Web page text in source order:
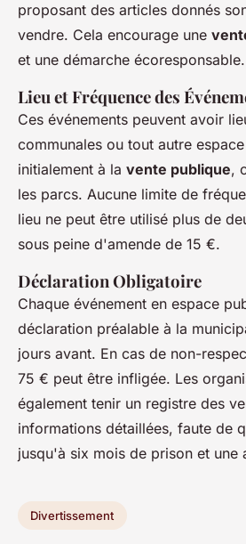
proposant des articles donnés
vendre. Cela encourage une
et une démarche écoresponsable.
Lieu et Fréquence des
Ces événements peuvent avoir
communales ou tout autre
initialement à la vente publique,
les parcs. Aucune limite de
lieu ne peut être utilisé plus de
sous peine d'amende de 15 €.
Déclaration Obligatoire
Chaque événement en espace
déclaration préalable à la
jours avant. En cas de non-
75 € peut être infligée. Les
également tenir un registre des
informations détaillées, faute de
jusqu'à six mois de prison et une
Divertissement